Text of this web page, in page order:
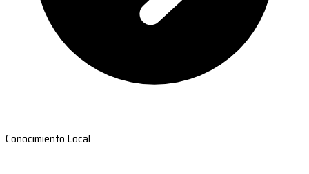
Conocimiento Local